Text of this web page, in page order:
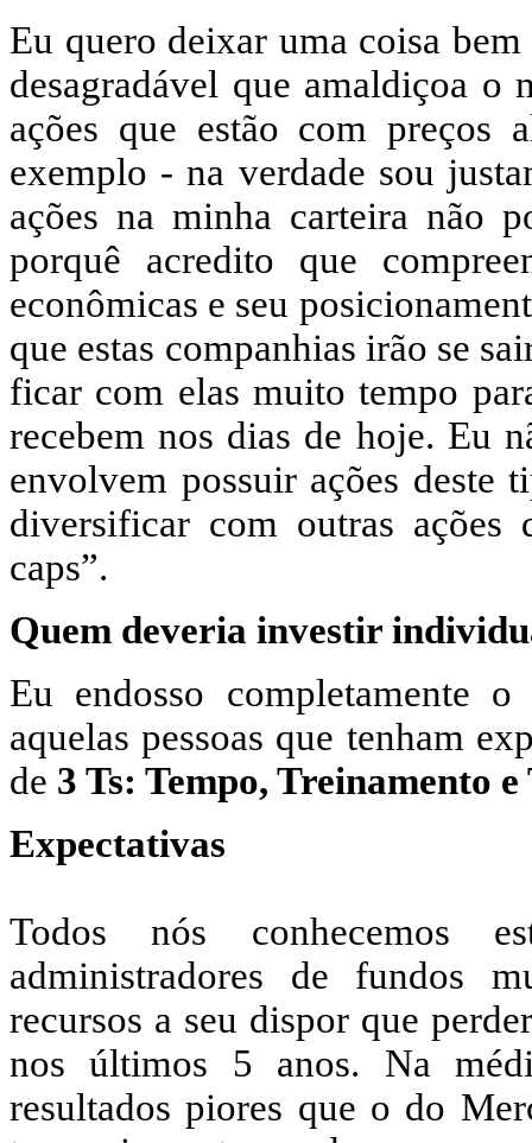
Eu quero deixar uma coisa
desagradável que amaldiçoa o
ações que estão com
exemplo - na verdade sou
ações na minha carteira não
porquê acredito que
econômicas e seu
que estas companhias irão se
ficar com elas muito tempo
recebem nos dias de hoje. Eu
envolvem possuir ações deste
diversificar com outras
caps”.
Quem deveria investir
Eu endosso completamente
aquelas pessoas que tenham
de 3 Ts: Tempo, Treinamento
Expectativas
Todos nós conhecemos
administradores de fundos
recursos a seu dispor que
nos últimos 5 anos. Na
resultados piores que o do